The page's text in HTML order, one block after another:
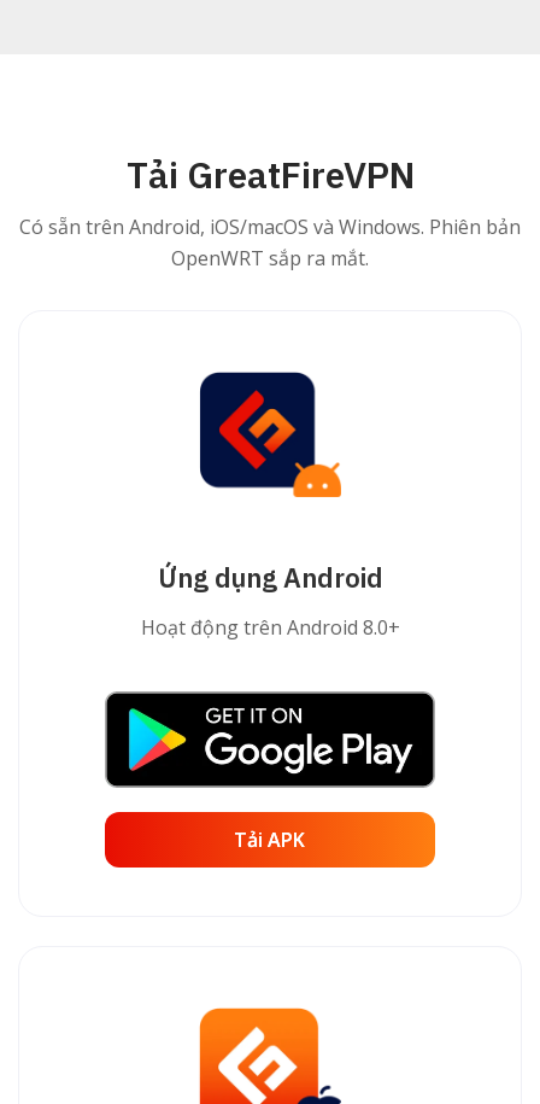
Tải GreatFireVPN
Có sẵn trên Android, iOS/macOS và Windows. Phiên bản
OpenWRT sắp ra mắt.
Ứng dụng Android
Hoạt động trên Android 8.0+
Tải APK
Tải APK